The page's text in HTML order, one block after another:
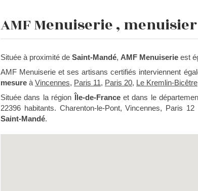
AMF Menuiserie ,
Située à proximité de Saint-Mandé, AMF Menuiserie est
AMF Menuiserie et ses artisans certifiés interviennent
mesure à Vincennes, Paris 11, Paris 20, Le Kremlin-Bicêtre
Située dans la région Île-de-Franceet dans le
22396 habitants. Charenton-le-Pont, Vincennes, Paris
Saint-Mandé.